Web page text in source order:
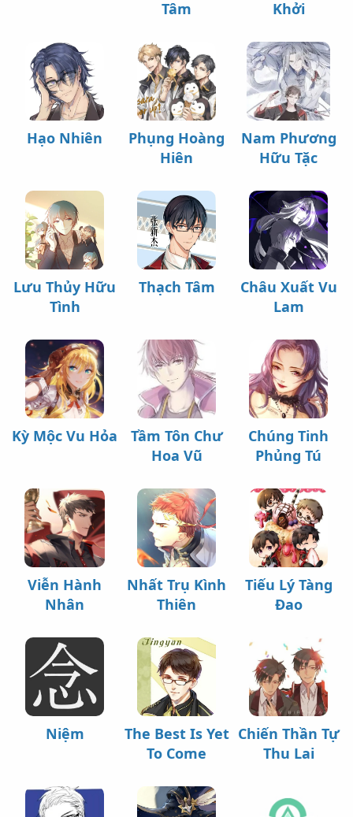
Tâm Khởi
Hạo Nhiên
Phụng Hoàng
Hiên
Nam Phương
Hữu Tặc
Lưu Thủy Hữu
Tình
Thạch Tâm
Châu Xuất Vu
Lam
Kỳ Mộc Vu Hỏa
Tầm Tôn Chư
Hoa Vũ
Chúng Tinh
Phủng Tú
Viễn Hành
Nhân
Nhất Trụ Kình
Thiên
Tiếu Lý Tàng
Đao
Niệm
The Best Is Yet
To Come
Chiến Thần Tự
Thu Lai